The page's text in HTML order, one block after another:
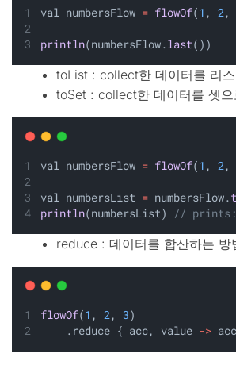
val numbersFlow = flowOf(1 , 2
println(numbersFlow.last())
toList : collect한 데이터를 리
toSet : collect한 데이터를 셋으
val numbersFlow = flowOf(1 , 2
val numbersList = numbersFlow.
println(numbersList) //
reduce : 데이터를 합산하는 방
flowOf(1 , 2, 3)
    .reduce { acc, value
->